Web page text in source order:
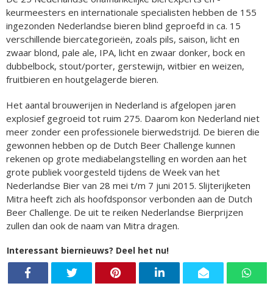
keurmeesters en internationale specialisten hebben de 155
ingezonden Nederlandse bieren blind geproefd in ca. 15
verschillende biercategorieën, zoals pils, saison, licht en
zwaar blond, pale ale, IPA, licht en zwaar donker, bock en
dubbelbock, stout/porter, gerstewijn, witbier en weizen,
fruitbieren en houtgelagerde bieren.
Het aantal brouwerijen in Nederland is afgelopen jaren
explosief gegroeid tot ruim 275. Daarom kon Nederland niet
meer zonder een professionele bierwedstrijd. De bieren die
gewonnen hebben op de Dutch Beer Challenge kunnen
rekenen op grote mediabelangstelling en worden aan het
grote publiek voorgesteld tijdens de Week van het
Nederlandse Bier van 28 mei t/m 7 juni 2015. Slijterijketen
Mitra heeft zich als hoofdsponsor verbonden aan de Dutch
Beer Challenge. De uit te reiken Nederlandse Bierprijzen
zullen dan ook de naam van Mitra dragen.
Interessant biernieuws? Deel het nu!